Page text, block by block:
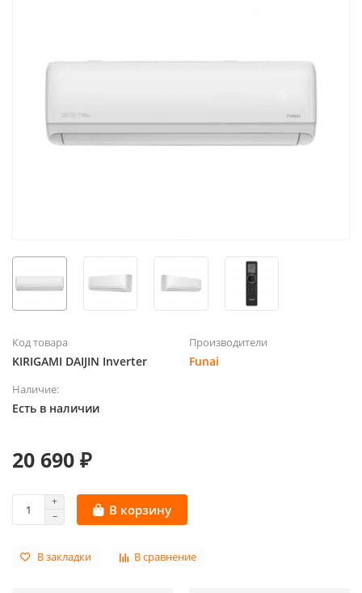
Код товара
KIRIGAMI DAIJIN Inverter
Производители
Funai
Наличие:
Есть в наличии
20 690 ₽
В корзину
В закладки В сравнение